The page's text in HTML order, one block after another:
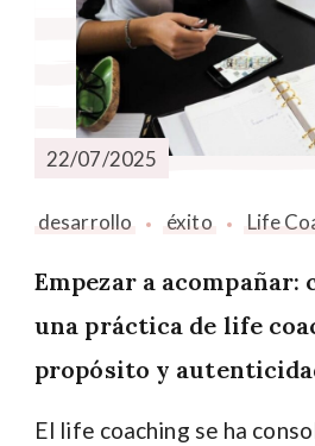
22/07/2025
desarrollo éxito Life
Empezar a
una práctica de life
propósito y
El life coaching se ha